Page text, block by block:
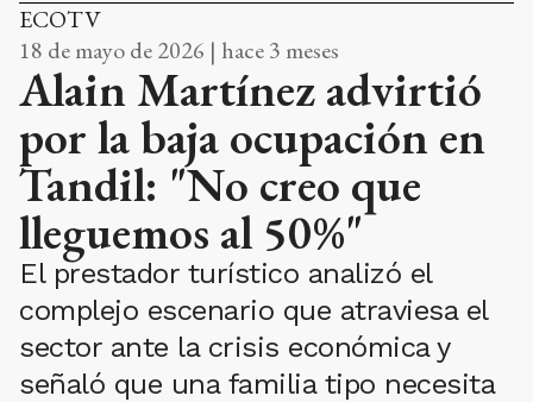
ECOTV
18 de mayo de 2026 | hace 3 meses
Alain Martínez advirtió
por la baja ocupación en
Tandil: "No creo que
lleguemos al 50%"
El prestador turístico analizó el
complejo escenario que atraviesa el
sector ante la crisis económica y
señaló que una familia tipo necesita